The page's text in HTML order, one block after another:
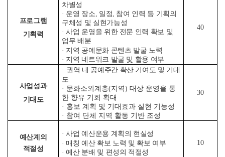
프로그램
기획력
차별성
· 운영 장소, 일정, 참여 인력 등 기획의
구체성 및 실현가능성
· 사업 운영을 위한 전문 인력 확보 및
업무 배분
· 지역 공예문화 콘텐츠 발굴 노력
· 지역 네트워크 발굴 및 활용 여부
40
사업성과
기대도
· 권역 내 공예주간 확산 기여도 및 기대
도
· 문화소외계층(지역) 대상 운영을 통
한 향유 기회 확대
· 홍보 계획 및 기대효과 실현 기능성
· 참여 단체 지역 활동 기반 조성
30
예산계의
적절성
· 사업 예산운용 계획의 현실성
· 매칭 예산 확보 노력 및 확보 여부
· 예산 분배 및 편성의 적절성
10